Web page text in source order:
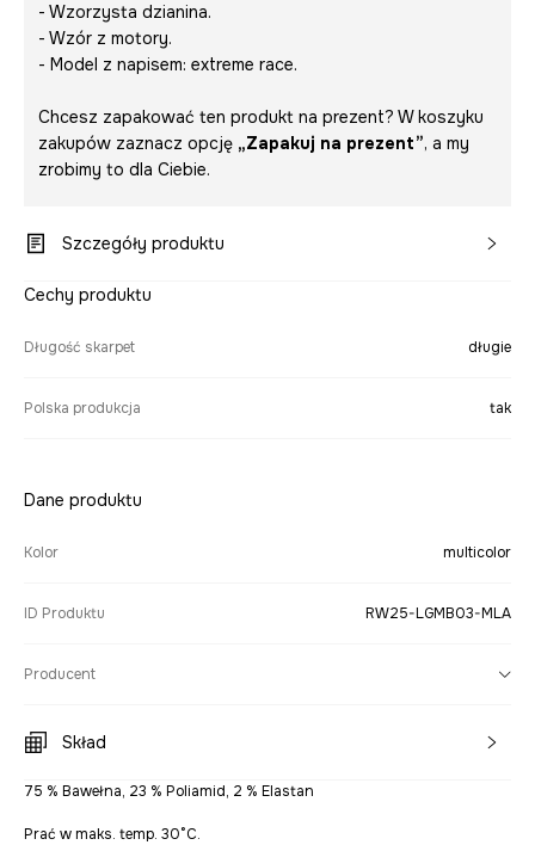
- Wzorzysta dzianina.
- Wzór z motory.
- Model z napisem: extreme race.
Chcesz zapakować ten produkt na prezent? W koszyku
zakupów zaznacz opcję „Zapakuj na prezent”, a my
zrobimy to dla Ciebie.
Szczegóły produktu
Cechy produktu
Długość skarpet długie
Polska produkcja tak
Dane produktu
Kolor multicolor
ID Produktu RW25-LGMB03-MLA
Producent
Skład
75 % Bawełna, 23 % Poliamid, 2 % Elastan
Prać w maks. temp. 30°C.